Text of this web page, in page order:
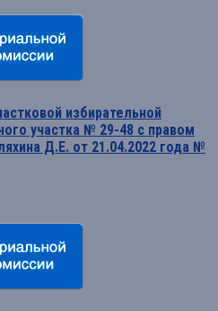
избирательной
участка № 29-48 с правом
Д.Е. от 21.04.2022 года №